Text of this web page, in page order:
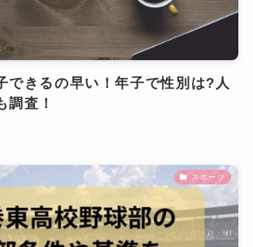
できるの早い！年子で性別は?人
調査！
スポーツ